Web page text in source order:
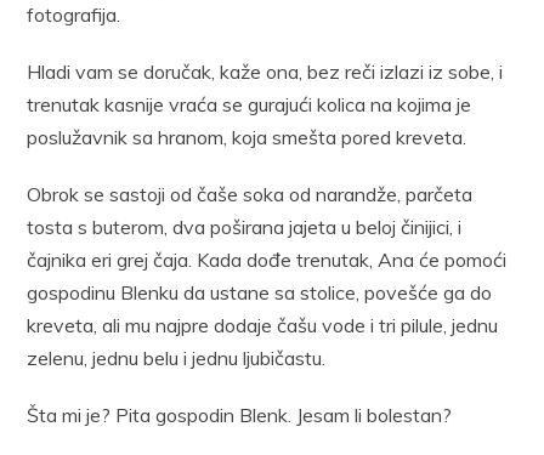
fotografija.
Hladi vam se doručak, kaže ona, bez reči izlazi iz sobe, i
trenutak kasnije vraća se gurajući kolica na kojima je
poslužavnik sa hranom, koja smešta pored kreveta.
Obrok se sastoji od čaše soka od narandže, parčeta
tosta s buterom, dva poširana jajeta u beloj činijici, i
čajnika eri grej čaja. Kada dođe trenutak, Ana će pomoći
gospodinu Blenku da ustane sa stolice, povešće ga do
kreveta, ali mu najpre dodaje čašu vode i tri pilule, jednu
zelenu, jednu belu i jednu ljubičastu.
Šta mi je? Pita gospodin Blenk. Jesam li bolestan?